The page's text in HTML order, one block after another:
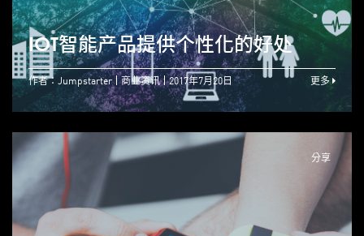
IOT智能产品提供个性化的好处
作者：Jumpstarter 商业资讯 2017年7月20日 更多
分享